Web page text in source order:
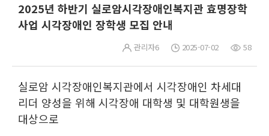
2025년 하반기 실로암시각장애인복지관 효명장학
사업 시각장애인 장학생 모집 안내
관리자6 2025-07-02 58
실로암 시각장애인복지관에서 시각장애인 차세대
리더 양성을 위해 시각장애 대학생 및 대학원생을
대상으로